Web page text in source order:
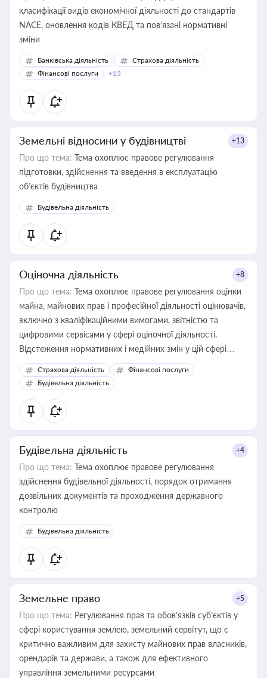
класифікації видів економічної діяльності до стандартів
NACE, оновлення кодів КВЕД та пов'язані нормативні
зміни
Банківська діяльність
Страхова діяльність
Фінансові послуги
+13
Земельні відносини у будівництві +13
Про що тема: Тема охоплює правове регулювання
підготовки, здійснення та введення в експлуатацію
об’єктів будівництва
Будівельна діяльність
Оціночна діяльність +8
Про що тема: Тема охоплює правове регулювання оцінки
майна, майнових прав і професійної діяльності оцінювачів,
включно з кваліфікаційними вимогами, звітністю та
цифровими сервісами у сфері оціночної діяльності.
Відстеження нормативних і медійних змін у цій сфері
корисне для власника бізнесу, керівника, юриста або
бухгалтера під час оподаткування, приватизації, оренди
державного майна, корпоративних угод і перевірки
статусу суб'єктів оціночної діяльності
Страхова діяльність
Фінансові послуги
Будівельна діяльність
Будівельна діяльність +4
Про що тема: Тема охоплює правове регулювання
здійснення будівельної діяльності, порядок отримання
дозвільних документів та проходження державного
контролю
Будівельна діяльність
Земельне право +5
Про що тема: Регулювання прав та обов’язків суб’єктів у
сфері користування землею, земельний сервітут, що є
критично важливим для захисту майнових прав власників,
орендарів та держави, а також для ефективного
управління земельними ресурсами